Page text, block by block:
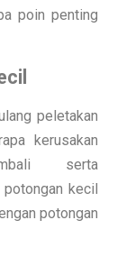
poin penting
peletakan
kerusakan
serta
potongan kecil
potongan